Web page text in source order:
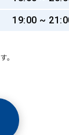
19:00 ~
。